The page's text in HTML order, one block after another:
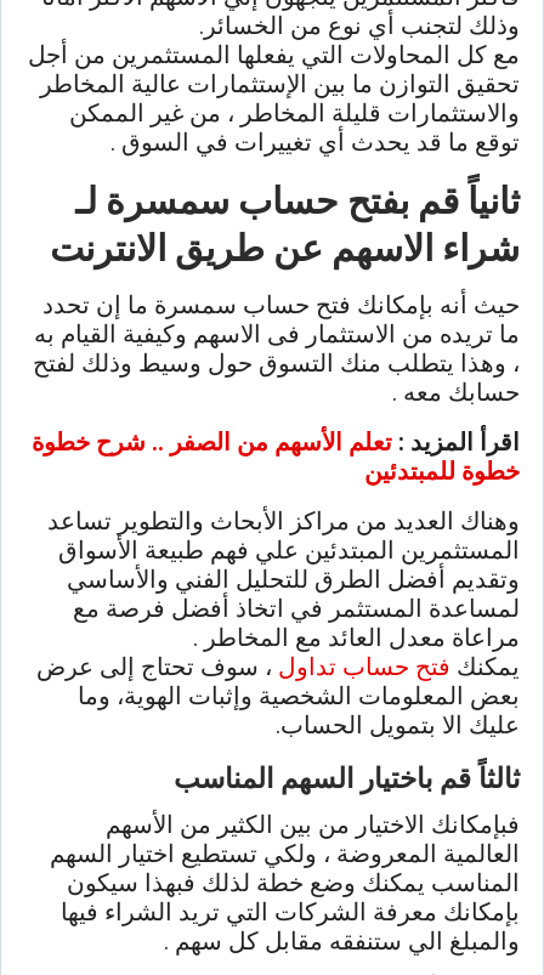
وذلك لتجنب أي نوع من الخسائر.
مع كل المحاولات التي يفعلها المستثمرين من أجل
تحقيق التوازن ما بين الإستثمارات عالية المخاطر
والاستثمارات قليلة المخاطر ، من غير الممكن
توقع ما قد يحدث أي تغييرات في السوق .
ثانياً قم بفتح حساب سمسرة لـ
شراء الاسهم عن طريق الانترنت
حيث أنه بإمكانك فتح حساب سمسرة ما إن تحدد
ما تريده من الاستثمار فى الاسهم وكيفية القيام به
، وهذا يتطلب منك التسوق حول وسيط وذلك لفتح
حسابك معه .
اقرأ المزيد : تعلم الأسهم من الصفر .. شرح خطوة
خطوة للمبتدئين
وهناك العديد من مراكز الأبحاث والتطوير تساعد
المستثمرين المبتدئين علي فهم طبيعة الأسواق
وتقديم أفضل الطرق للتحليل الفني والأساسي
لمساعدة المستثمر في اتخاذ أفضل فرصة مع
مراعاة معدل العائد مع المخاطر .
يمكنك فتح حساب تداول ، سوف تحتاج إلى عرض
بعض المعلومات الشخصية وإثبات الهوية، وما
عليك الا بتمويل الحساب.
ثالثاً قم باختيار السهم المناسب
فبإمكانك الاختيار من بين الكثير من الأسهم
العالمية المعروضة ، ولكي تستطيع اختيار السهم
المناسب يمكنك وضع خطة لذلك فبهذا سيكون
بإمكانك معرفة الشركات التي تريد الشراء فيها
والمبلغ الي ستنفقه مقابل كل سهم .